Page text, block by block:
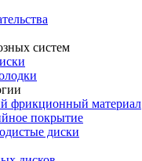
систем
фрикционный материал
покрытие
диски